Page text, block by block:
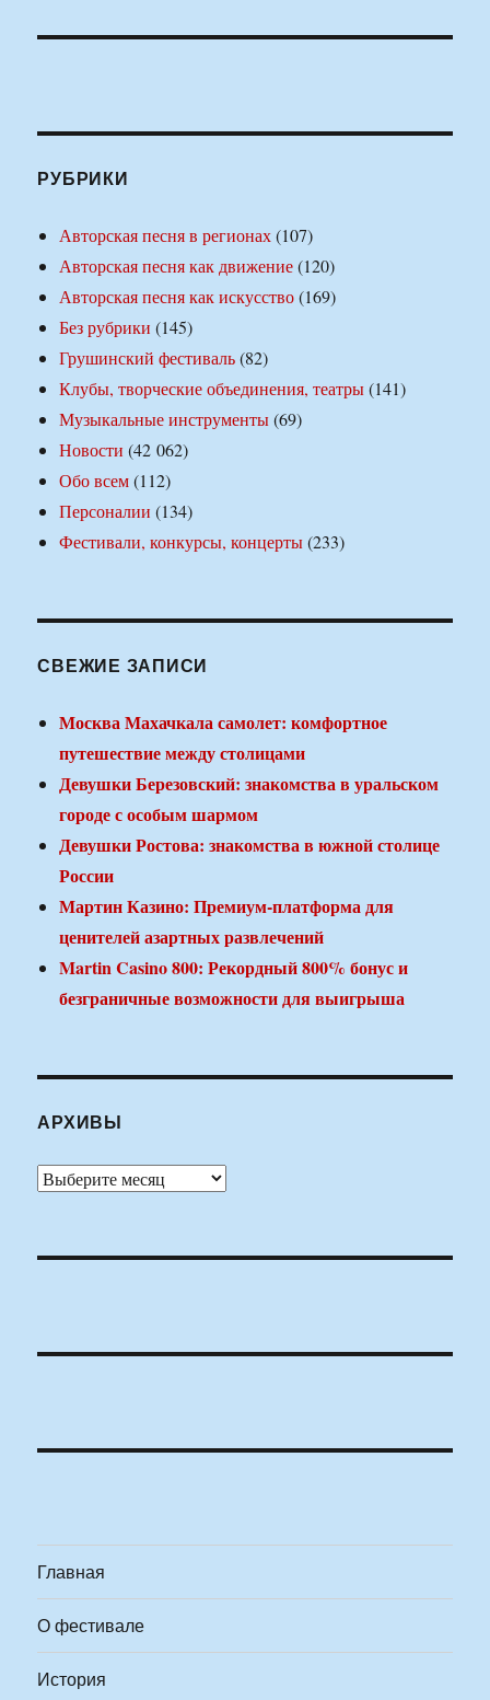
РУБРИКИ
Авторская песня в регионах(107)
Авторская песня как движение(120)
Авторская песня как искусство(169)
Без рубрики (145)
Грушинский фестиваль(82)
Клубы, творческие объединения, театры(141)
Музыкальные инструменты(69)
Новости (42 062)
Обо всем(112)
Персоналии (134)
Фестивали, конкурсы, концерты(233)
СВЕЖИЕ ЗАПИСИ
Москва Махачкала самолет: комфортное
путешествие между столицами
Девушки Березовский: знакомства в уральском
городе с особым шармом
Девушки Ростова: знакомства в южной столице
России
Мартин Казино: Премиум-платформа для
ценителей азартных развлечений
Martin Casino 800: Рекордный 800% бонус и
безграничные возможности для выигрыша
АРХИВЫ
Архивы
Главная
О фестивале
История